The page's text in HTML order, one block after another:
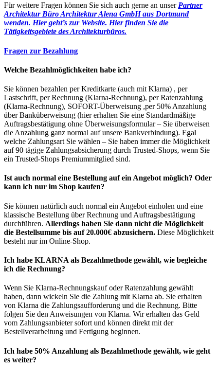
Für weitere Fragen können Sie sich auch gerne an unser Partner
Architektur Büro Architektur Alena GmbH aus Dortmund
wenden. Hier geht’s zur Website. Hier finden Sie die
Tätigkeitsgebiete des Architekturbüros.
Fragen zur Bezahlung
Welche Bezahlmöglichkeiten habe ich?
Sie können bezahlen per Kreditkarte (auch mit Klarna) , per
Lastschrift, per Rechnung (Klarna-Rechnung), per Ratenzahlung
(Klarna-Rechnung), SOFORT-Überweisung ,per 50% Anzahlung
über Banküberweisung (hier erhalten Sie eine Standardmäßige
Auftragsbestätigung ohne Überweisungsformular – Sie überweisen
die Anzahlung ganz normal auf unsere Bankverbindung). Egal
welche Zahlungsart Sie wählen – Sie haben immer die Möglichkeit
auf 90 tägige Zahlungsabsicherung durch Trusted-Shops, wenn Sie
ein Trusted-Shops Premiummitglied sind.
Ist auch normal eine Bestellung auf ein Angebot möglich? Oder
kann ich nur im Shop kaufen?
Sie können natürlich auch normal ein Angebot einholen und eine
klassische Bestellung über Rechnung und Auftragsbestätigung
durchführen. Allerdings haben Sie dann nicht die Möglichkeit
die Bestellsumme bis auf 20.000€ abzusichern. Diese Möglichkeit
besteht nur im Online-Shop.
Ich habe KLARNA als Bezahlmethode gewählt, wie begleiche
ich die Rechnung?
Wenn Sie Klarna-Rechnungskauf oder Ratenzahlung gewählt
haben, dann wickeln Sie die Zahlung mit Klarna ab. Sie erhalten
von Klarna die Zahlungsaufforderung und die Rechnung. Bitte
folgen Sie den Anweisungen von Klarna. Wir erhalten das Geld
vom Zahlungsanbieter sofort und können direkt mit der
Bestellverarbeitung und Fertigung beginnen.
Ich habe 50% Anzahlung als Bezahlmethode gewählt, wie geht
es weiter?